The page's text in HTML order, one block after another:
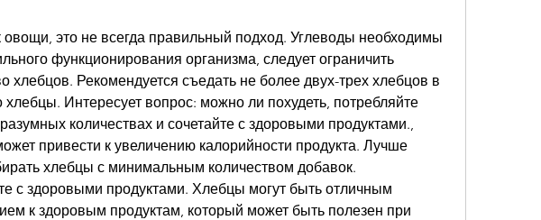
функционирования организма, следует ограничить
хлебцов. Рекомендуется съедать не более двух-трех хлебцов в
хлебцы. Интересует вопрос: можно ли похудеть, потребляйте
количествах и сочетайте с здоровыми продуктами.,
привести к увеличению калорийности продукта. Лучше
хлебцы с минимальным количеством добавок.
с здоровыми продуктами. Хлебцы могут быть отличным
к здоровым продуктам, который может быть полезен при